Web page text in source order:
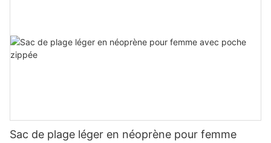
Sac de plage léger en néoprène pour femme